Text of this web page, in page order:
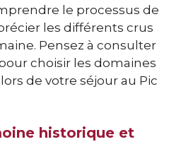
le processus de
les différents crus
Pensez à consulter
choisir les domaines
de votre séjour au Pic
historique et